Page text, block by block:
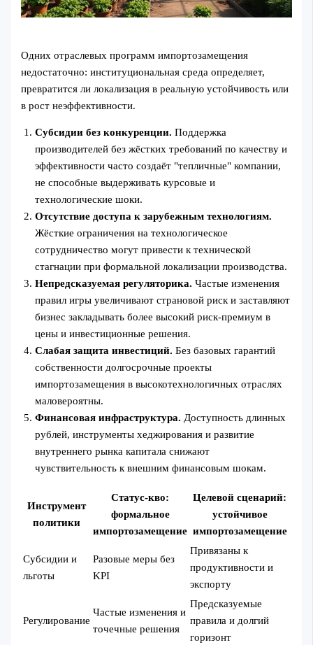
Одних отраслевых программ импортозамещения
недостаточно: институциональная среда определяет,
превратится ли локализация в реальную устойчивость или
в рост неэффективности.
Субсидии без конкуренции. Поддержка
производителей без жёстких требований по качеству и
эффективности часто создаёт "тепличные" компании,
не способные выдерживать курсовые и
технологические шоки.
Отсутствие доступа к зарубежным технологиям.
Жёсткие ограничения на технологическое
сотрудничество могут привести к технической
стагнации при формальной локализации производства.
Непредсказуемая регуляторика. Частые изменения
правил игры увеличивают страновой риск и заставляют
бизнес закладывать более высокий риск-премиум в
цены и инвестиционные решения.
Слабая защита инвестиций. Без базовых гарантий
собственности долгосрочные проекты
импортозамещения в высокотехнологичных отраслях
маловероятны.
Финансовая инфраструктура. Доступность длинных
рублей, инструменты хеджирования и развитие
внутреннего рынка капитала снижают
чувствительность к внешним финансовым шокам.
Инструмент
политики
Статус-кво:
формальное
импортозамещение
Целевой сценарий:
устойчивое
импортозамещение
Субсидии и
льготы
Разовые меры без
KPI
Привязаны к
продуктивности и
экспорту
Регулирование
Частые изменения и
точечные решения
Предсказуемые
правила и долгий
горизонт